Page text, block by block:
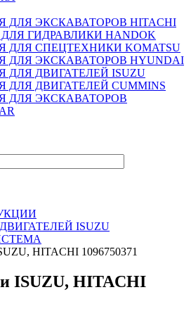
ДЛЯ ЭКСКАВАТОРОВ HITACHI
ГИДРАВЛИКИ HANDOK
ДЛЯ СПЕЦТЕХНИКИ KOMATSU
ДЛЯ ЭКСКАВАТОРОВ HYUNDAI
ДЛЯ ДВИГАТЕЛЕЙ ISUZU
ДЛЯ ДВИГАТЕЛЕЙ CUMMINS
ДЛЯ ЭКСКАВАТОРОВ
ISUZU
HITACHI 1096750371
ISUZU, HITACHI